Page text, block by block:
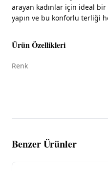
arayan kadınlar için ideal
yapın ve bu konforlu terliği
Ürün Özellikleri
Renk
Benzer Ürünler